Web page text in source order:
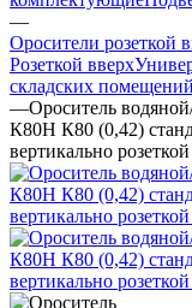
—
Оросители розеткой
Розеткой вверх
складских помещений
—Ороситель
К80Н К80 (0,42)
вертикально